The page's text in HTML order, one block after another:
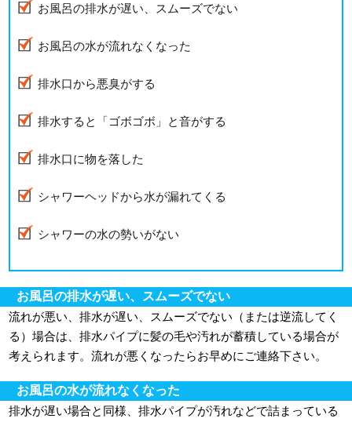
お風呂の排水が遅い、スムーズでない
お風呂の水が流れなくなった
排水口から悪臭がする
排水すると「ゴボゴボ」と音がする
排水口に物を落した
シャワーヘッドから水が漏れてくる
シャワーの水の勢いがない
お風呂の排水が遅い、スムーズでない
流れが悪い、排水が遅い、スムーズでない（または逆流してく
る）場合は、排水パイプに髪の毛や汚れが蓄積している場合が
考えられます。流れが悪くなったらお早めにご連絡下さい。
お風呂の水が流れなくなった
排水が遅い場合と同様、排水パイプが汚れなどで詰まっている